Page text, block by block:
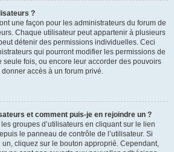
?
une façon pour les administrateurs du forum de
Chaque utilisateur peut appartenir à plusieurs
détenir des permissions individuelles. Ceci
qui pourront modifier les permissions de
fois, ou encore leur accorder des pouvoirs
accès à un forum privé.
et comment puis-je en rejoindre un ?
groupes d’utilisateurs en cliquant sur le lien
le panneau de contrôle de l’utilisateur. Si
cliquez sur le bouton approprié. Cependant,